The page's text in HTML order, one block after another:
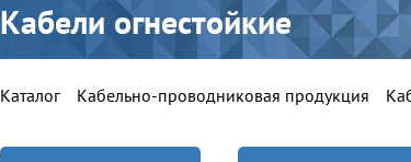
Кабели огнестойкие
Каталог Кабельно-проводниковая продукция